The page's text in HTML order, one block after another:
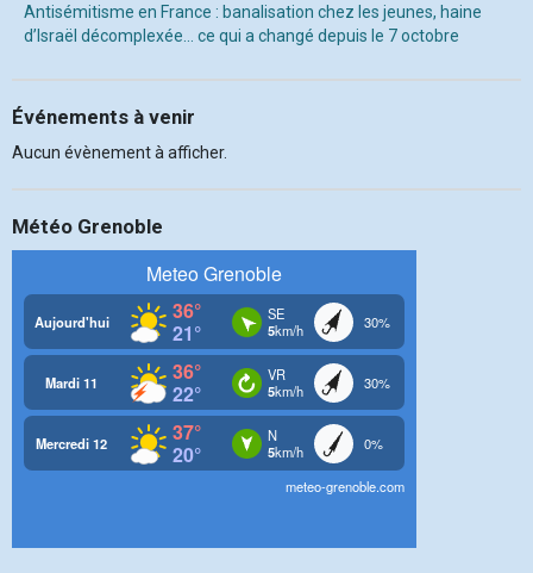
Antisémitisme en France : banalisation chez les jeunes, haine
d’Israël décomplexée… ce qui a changé depuis le 7 octobre
Événements à venir
Aucun évènement à afficher.
Météo Grenoble